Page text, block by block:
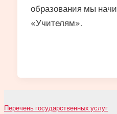
образования мы
«Учителям».
Перечень государственных услуг